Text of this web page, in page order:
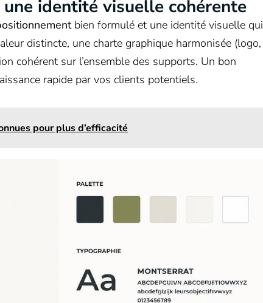
identité visuelle cohérente
bien formulé et une identité visuelle qui
distincte, une charte graphique harmonisée (logo,
cohérent sur l’ensemble des supports. Un bon
rapide par vos clients potentiels.
pour plus d’efficacité